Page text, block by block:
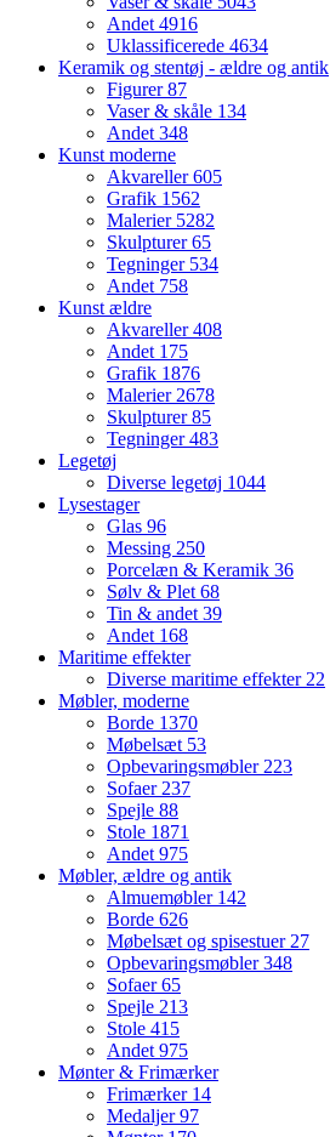
Andet 4916
Uklassificerede 4634
Keramik og stentøj - ældre og antik
Figurer87
Vaser & skåle 134
Andet 348
Kunst moderne
Akvareller605
Grafik 1562
Malerier 5282
Skulpturer65
Tegninger 534
Andet 758
Kunst ældre
Akvareller408
Andet 175
Grafik 1876
Malerier 2678
Skulpturer85
Tegninger483
Legetøj
Diverse legetøj 1044
Lysestager
Glas 96
Messing 250
Porcelæn & Keramik 36
Sølv & Plet 68
Tin & andet 39
Andet 168
Maritime effekter
Diverse maritime effekter 22
Møbler, moderne
Borde 1370
Møbelsæt 53
Opbevaringsmøbler 223
Sofaer 237
Spejle 88
Stole 1871
Andet 975
Møbler, ældre og antik
Almuemøbler 142
Borde 626
Møbelsæt og spisestuer 27
Opbevaringsmøbler348
Sofaer65
Spejle 213
Stole 415
Andet 975
Mønter & Frimærker
Frimærker 14
Medaljer97